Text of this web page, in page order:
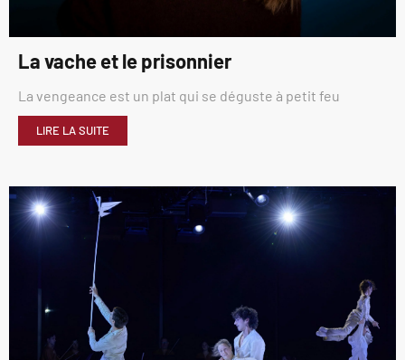
La vache et le prisonnier
La vengeance est un plat qui se déguste à petit feu
LIRE LA SUITE